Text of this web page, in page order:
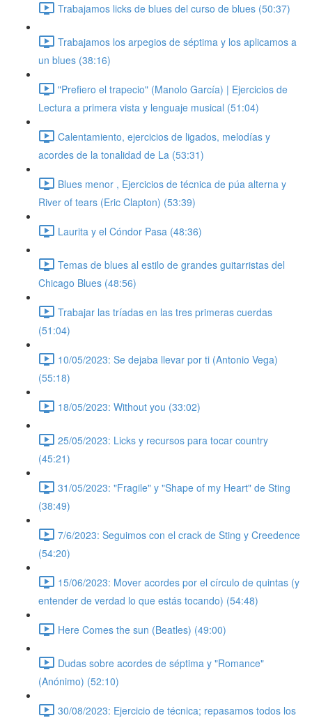
Trabajamos licks de blues del curso de blues (50:37)
Trabajamos los arpegios de séptima y los aplicamos a
un blues (38:16)
"Prefiero el trapecio" (Manolo García) | Ejercicios de
Lectura a primera vista y lenguaje musical (51:04)
Calentamiento, ejercicios de ligados, melodías y
acordes de la tonalidad de La (53:31)
Blues menor , Ejercicios de técnica de púa alterna y
River of tears (Eric Clapton) (53:39)
Laurita y el Cóndor Pasa (48:36)
Temas de blues al estilo de grandes guitarristas del
Chicago Blues (48:56)
Trabajar las tríadas en las tres primeras cuerdas
(51:04)
10/05/2023: Se dejaba llevar por ti (Antonio Vega)
(55:18)
18/05/2023: Without you (33:02)
25/05/2023: Licks y recursos para tocar country
(45:21)
31/05/2023: "Fragile" y "Shape of my Heart" de Sting
(38:49)
7/6/2023: Seguimos con el crack de Sting y Creedence
(54:20)
15/06/2023: Mover acordes por el círculo de quintas (y
entender de verdad lo que estás tocando) (54:48)
Here Comes the sun (Beatles) (49:00)
Dudas sobre acordes de séptima y "Romance"
(Anónimo) (52:10)
30/08/2023: Ejercicio de técnica; repasamos todos los